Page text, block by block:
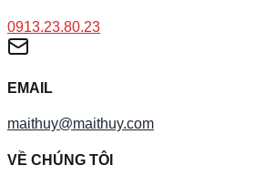
0913.23.80.23
EMAIL
maithuy@maithuy.com
VỀ CHÚNG TÔI